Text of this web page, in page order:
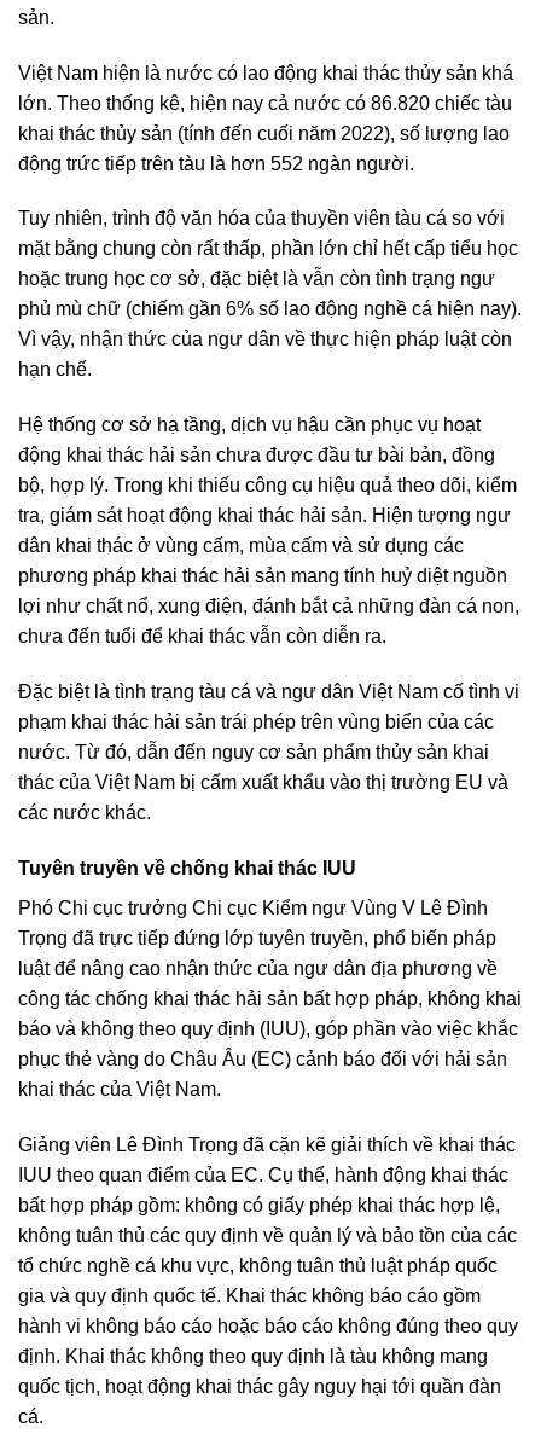
sản.
Việt Nam hiện là nước có lao động khai thác thủy sản khá
lớn. Theo thống kê, hiện nay cả nước có 86.820 chiếc tàu
khai thác thủy sản (tính đến cuối năm 2022), số lượng lao
động trức tiếp trên tàu là hơn 552 ngàn người.
Tuy nhiên, trình độ văn hóa của thuyền viên tàu cá so với
mặt bằng chung còn rất thấp, phần lớn chỉ hết cấp tiểu học
hoặc trung học cơ sở, đặc biệt là vẫn còn tình trạng ngư
phủ mù chữ (chiếm gần 6% số lao động nghề cá hiện nay).
Vì vậy, nhận thức của ngư dân về thực hiện pháp luật còn
hạn chế.
Hệ thống cơ sở hạ tầng, dịch vụ hậu cần phục vụ hoạt
động khai thác hải sản chưa được đầu tư bài bản, đồng
bộ, hợp lý. Trong khi thiếu công cụ hiệu quả theo dõi, kiểm
tra, giám sát hoạt động khai thác hải sản. Hiện tượng ngư
dân khai thác ở vùng cấm, mùa cấm và sử dụng các
phương pháp khai thác hải sản mang tính huỷ diệt nguồn
lợi như chất nổ, xung điện, đánh bắt cả những đàn cá non,
chưa đến tuổi để khai thác vẫn còn diễn ra.
Đặc biệt là tình trạng tàu cá và ngư dân Việt Nam cố tình vi
phạm khai thác hải sản trái phép trên vùng biển của các
nước. Từ đó, dẫn đến nguy cơ sản phẩm thủy sản khai
thác của Việt Nam bị cấm xuất khẩu vào thị trường EU và
các nước khác.
Tuyên truyền về chống khai thác IUU
Phó Chi cục trưởng Chi cục Kiểm ngư Vùng V Lê Đình
Trọng đã trực tiếp đứng lớp tuyên truyền, phổ biến pháp
luật để nâng cao nhận thức của ngư dân địa phương về
công tác chống khai thác hải sản bất hợp pháp, không khai
báo và không theo quy định (IUU), góp phần vào việc khắc
phục thẻ vàng do Châu Âu (EC) cảnh báo đối với hải sản
khai thác của Việt Nam.
Giảng viên Lê Đình Trọng đã cặn kẽ giải thích về khai thác
IUU theo quan điểm của EC. Cụ thể, hành động khai thác
bất hợp pháp gồm: không có giấy phép khai thác hợp lệ,
không tuân thủ các quy định về quản lý và bảo tồn của các
tổ chức nghề cá khu vực, không tuân thủ luật pháp quốc
gia và quy định quốc tế. Khai thác không báo cáo gồm
hành vi không báo cáo hoặc báo cáo không đúng theo quy
định. Khai thác không theo quy định là tàu không mang
quốc tịch, hoạt động khai thác gây nguy hại tới quần đàn
cá.